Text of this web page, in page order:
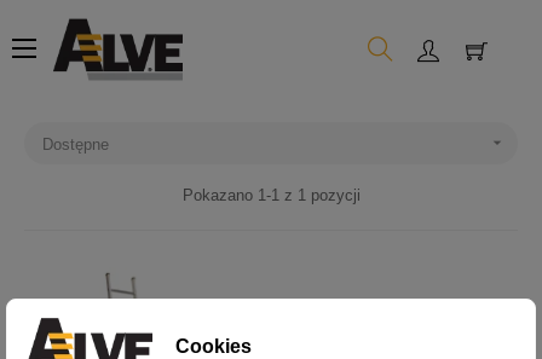
Toggle
navigation
☰
Dostępne 
Pokazano 1-1 z 1 pozycji
Cookies